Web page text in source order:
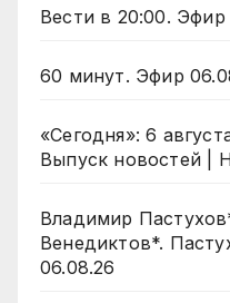
Вести в 20:00. Эфир
60 минут. Эфир
«Сегодня»: 6
Выпуск новостей |
Владимир
Венедиктов*.
06.08.26